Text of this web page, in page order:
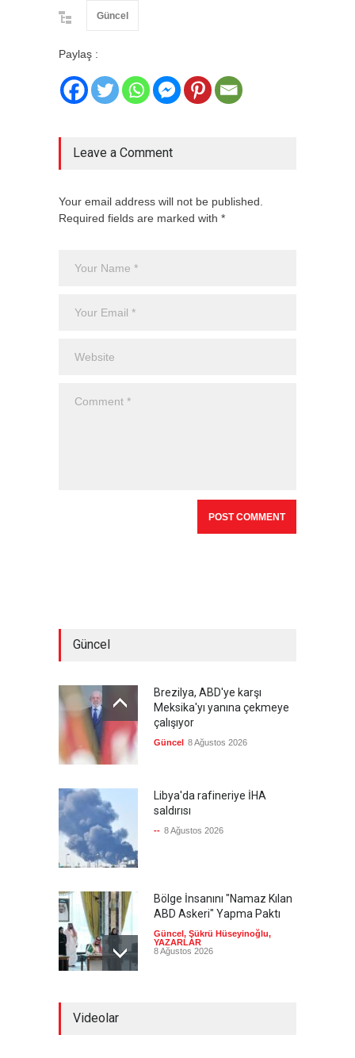
Güncel
Paylaş :
Leave a Comment
Your email address will not be published.
Required fields are marked with *
Güncel
Brezilya, ABD'ye karşı
Meksika'yı yanına çekmeye
çalışıyor
Güncel 8 Ağustos 2026
Libya'da rafineriye İHA
saldırısı
-- 8 Ağustos 2026
Bölge İnsanını "Namaz Kılan
ABD Askeri" Yapma Paktı
Güncel , Şükrü Hüseyinoğlu,
YAZARLAR
8 Ağustos 2026
Videolar